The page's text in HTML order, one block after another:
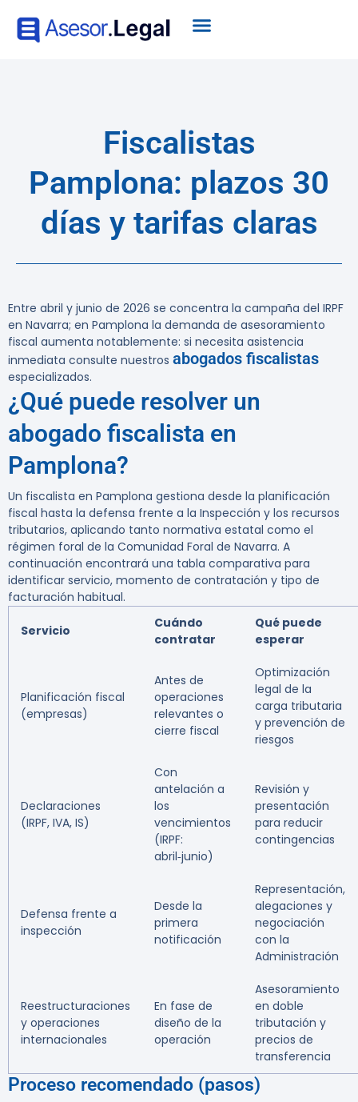
Fiscalistas
Pamplona: plazos 30
días y tarifas claras
Entre abril y junio de 2026 se concentra la campaña del IRPF
en Navarra; en Pamplona la demanda de asesoramiento
fiscal aumenta notablemente: si necesita asistencia
inmediata consulte nuestros abogados fiscalistas
especializados.
¿Qué puede resolver un
abogado fiscalista en
Pamplona?
Un fiscalista en Pamplona gestiona desde la planificación
fiscal hasta la defensa frente a la Inspección y los recursos
tributarios, aplicando tanto normativa estatal como el
régimen foral de la Comunidad Foral de Navarra. A
continuación encontrará una tabla comparativa para
identificar servicio, momento de contratación y tipo de
facturación habitual.
Servicio
Cuándo
contratar
Qué puede
esperar
Planificación fiscal
(empresas)
Antes de
operaciones
relevantes o
cierre fiscal
Optimización
legal de la
carga tributaria
y prevención de
riesgos
Declaraciones
(IRPF, IVA, IS)
Con
antelación a
los
vencimientos
(IRPF:
abril‑junio)
Revisión y
presentación
para reducir
contingencias
Defensa frente a
inspección
Desde la
primera
notificación
Representación,
alegaciones y
negociación
con la
Administración
Reestructuraciones
y operaciones
internacionales
En fase de
diseño de la
operación
Asesoramiento
en doble
tributación y
precios de
transferencia
Proceso recomendado (pasos)